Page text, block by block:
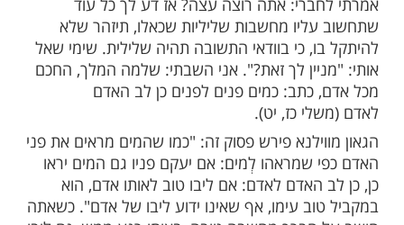
עבדתי בחברת ל.ס. חברת שיווק באור
חבר בשם שימי. הוא סיפר לי שהוא חושש. הוא
זמן רב לקבל תשובה גורלית ממנכ"ל
הוא יקבל קידום בעבודה. תשובה חיובית
בהטבה רצינית בפרנסה. אולם תשובה
בקידומו בחברה. ההחלטה נמצאת אצל
סיפר, שהמנכ"ל 'סוחב' אותו כבר זמן רב.
שהמנכ"ל לא רוצה בקידומו.